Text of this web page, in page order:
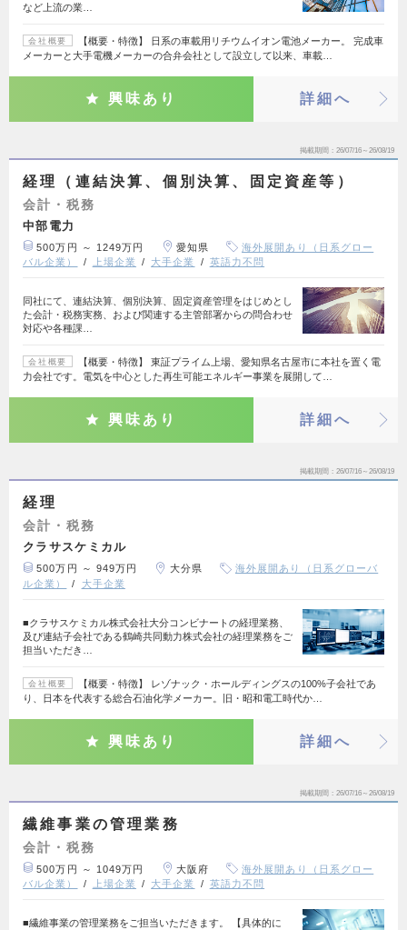
など上流の業…
会社概要
【概要・特徴】 日系の車載用リチウムイオン電池メーカー。 完成車
メーカーと大手電機メーカーの合弁会社として設立して以来、車載…
興味あり 詳細へ
掲載期間 26/07/16～26/08/19
経理（連結決算、個別決算、固定資産等）
会計・税務
中部電力
500万円 ～ 1249万円 愛知県
海外展開あり（日系グロー
バル企業）
上場企業 大手企業 英語力不問
同社にて、連結決算、個別決算、固定資産管理をはじめとし
た会計・税務実務、および関連する主管部署からの問合わせ
対応や各種課…
会社概要
【概要・特徴】 東証プライム上場、愛知県名古屋市に本社を置く電
力会社です。電気を中心とした再生可能エネルギー事業を展開して…
興味あり 詳細へ
掲載期間 26/07/16～26/08/19
経理
会計・税務
クラサスケミカル
500万円 ～ 949万円 大分県
海外展開あり（日系グローバ
ル企業）
大手企業
■クラサスケミカル株式会社大分コンビナートの経理業務、
及び連結子会社である鶴崎共同動力株式会社の経理業務をご
担当いただき…
会社概要
【概要・特徴】 レゾナック・ホールディングスの100%子会社であ
り、日本を代表する総合石油化学メーカー。旧・昭和電工時代か…
興味あり 詳細へ
掲載期間 26/07/16～26/08/19
繊維事業の管理業務
会計・税務
500万円 ～ 1049万円 大阪府
海外展開あり（日系グロー
バル企業）
上場企業 大手企業 英語力不問
■繊維事業の管理業務をご担当いただきます。 【具体的に